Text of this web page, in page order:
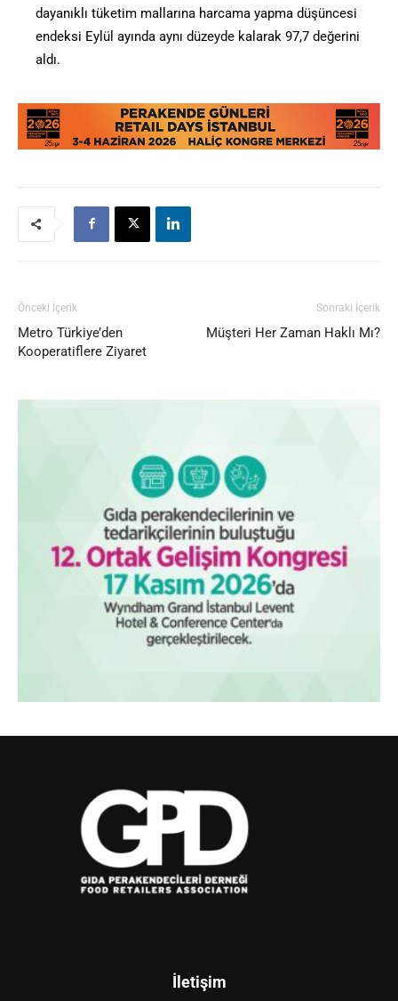
dayanıklı tüketim mallarına harcama yapma düşüncesi
endeksi Eylül ayında aynı düzeyde kalarak 97,7 değerini
aldı.
Önceki İçerik
Metro Türkiye’den
Kooperatiflere Ziyaret
Sonraki İçerik
Müşteri Her Zaman Haklı Mı?
İletişim